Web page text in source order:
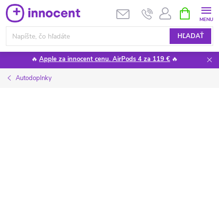
Prejsť
na
obsah
HĽADAŤ
KOŠÍK
🔥 Apple za innocent cenu. AirPods 4 za 119 € 🔥
Autodoplnky